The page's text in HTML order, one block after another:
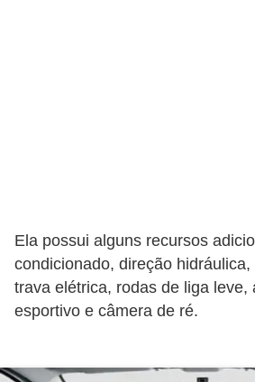
Ela possui alguns recursos
condicionado, direção
trava elétrica, rodas de liga leve,
esportivo e câmera de ré.
M
o
t
s